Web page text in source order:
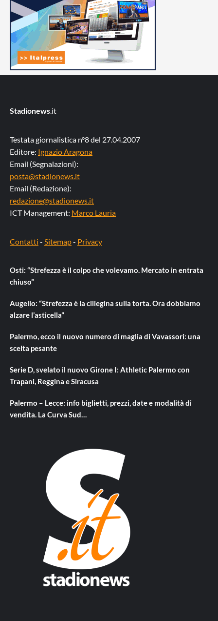
Stadionews.it
Testata giornalistica n°8 del 27.04.2007
Editore: Ignazio Aragona
Email (Segnalazioni):
posta@stadionews.it
Email (Redazione):
redazione@stadionews.it
ICT Management: Marco Lauria
Contatti - Sitemap- Privacy
Osti: “Strefezza è il colpo che volevamo. Mercato in entrata
chiuso”
Augello: “Strefezza è la ciliegina sulla torta. Ora dobbiamo
alzare l’asticella”
Palermo, ecco il nuovo numero di maglia di Vavassori: una
scelta pesante
Serie D, svelato il nuovo Girone I: Athletic Palermo con
Trapani, Reggina e Siracusa
Palermo – Lecce: info biglietti, prezzi, date e modalità di
vendita. La Curva Sud…